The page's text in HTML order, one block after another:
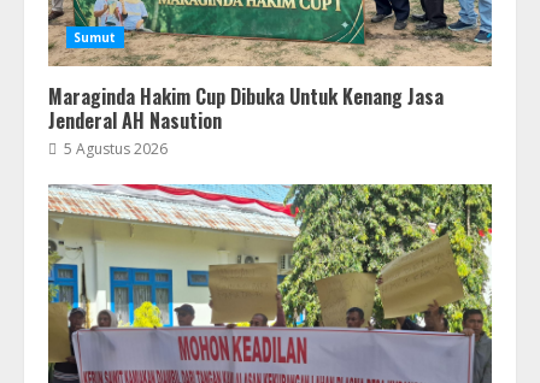
Sumut
Maraginda Hakim Cup Dibuka Untuk Kenang Jasa
Jenderal AH Nasution
5 Agustus 2026